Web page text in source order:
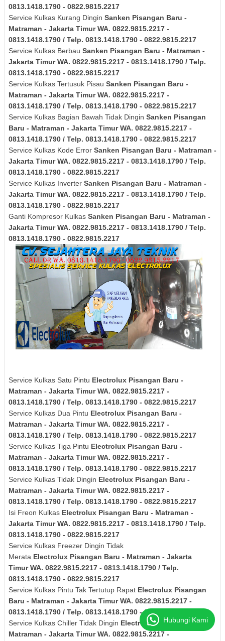
0813.1418.1790 - 0822.9815.2217
Service Kulkas Kurang Dingin Sanken Pisangan Baru -
Matraman - Jakarta TimurWA. 0822.9815.2217 -
0813.1418.1790 / Telp. 0813.1418.1790 - 0822.9815.2217
Service Kulkas Berbau Sanken Pisangan Baru - Matraman -
Jakarta TimurWA. 0822.9815.2217 - 0813.1418.1790 / Telp.
0813.1418.1790 - 0822.9815.2217
Service Kulkas Tertusuk Pisau Sanken Pisangan Baru -
Matraman - Jakarta TimurWA. 0822.9815.2217 -
0813.1418.1790 / Telp. 0813.1418.1790 - 0822.9815.2217
Service Kulkas Bagian Bawah Tidak Dingin Sanken Pisangan
Baru - Matraman - Jakarta TimurWA. 0822.9815.2217 -
0813.1418.1790 / Telp. 0813.1418.1790 - 0822.9815.2217
Service Kulkas Kode Error Sanken Pisangan Baru - Matraman -
Jakarta TimurWA. 0822.9815.2217 - 0813.1418.1790 / Telp.
0813.1418.1790 - 0822.9815.2217
Service Kulkas Inverter Sanken Pisangan Baru - Matraman -
Jakarta TimurWA. 0822.9815.2217 - 0813.1418.1790 / Telp.
0813.1418.1790 - 0822.9815.2217
Ganti Kompresor Kulkas Sanken Pisangan Baru - Matraman -
Jakarta TimurWA. 0822.9815.2217 - 0813.1418.1790 / Telp.
0813.1418.1790 - 0822.9815.2217
Service Kulkas Satu Pintu Electrolux Pisangan Baru -
Matraman - Jakarta TimurWA. 0822.9815.2217 -
0813.1418.1790 / Telp. 0813.1418.1790 - 0822.9815.2217
Service Kulkas Dua Pintu Electrolux Pisangan Baru -
Matraman - Jakarta TimurWA. 0822.9815.2217 -
0813.1418.1790 / Telp. 0813.1418.1790 - 0822.9815.2217
Service Kulkas Tiga Pintu Electrolux Pisangan Baru -
Matraman - Jakarta TimurWA. 0822.9815.2217 -
0813.1418.1790 / Telp. 0813.1418.1790 - 0822.9815.2217
Service Kulkas Tidak Dingin Electrolux Pisangan Baru -
Matraman - Jakarta TimurWA. 0822.9815.2217 -
0813.1418.1790 / Telp. 0813.1418.1790 - 0822.9815.2217
Isi Freon Kulkas Electrolux Pisangan Baru - Matraman -
Jakarta TimurWA. 0822.9815.2217 - 0813.1418.1790 / Telp.
0813.1418.1790 - 0822.9815.2217
Service Kulkas Freezer Dingin Tidak
Merata Electrolux Pisangan Baru - Matraman - Jakarta
TimurWA. 0822.9815.2217 - 0813.1418.1790 / Telp.
0813.1418.1790 - 0822.9815.2217
Service Kulkas Pintu Tak Tertutup Rapat Electrolux Pisangan
Baru - Matraman - Jakarta TimurWA. 0822.9815.2217 -
0813.1418.1790 / Telp. 0813.1418.1790 - 0822.9815.2217
Service Kulkas Chiller Tidak Dingin ElectroluxPisangan Baru -
Matraman - Jakarta TimurWA. 0822.9815.2217 -
Hubungi Kami